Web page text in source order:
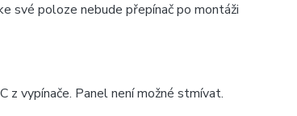
své poloze nebude přepínač po montáži
vypínače. Panel není možné stmívat.